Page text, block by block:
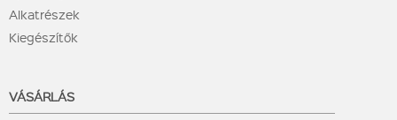
Alkatrészek
Kiegészítők
VÁSÁRLÁS